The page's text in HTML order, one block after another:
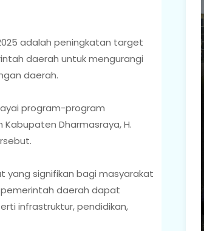
adalah peningkatan target
daerah untuk mengurangi
daerah.
program-program
Dharmasraya, H.
yang signifikan bagi masyarakat
daerah dapat
infrastruktur, pendidikan,